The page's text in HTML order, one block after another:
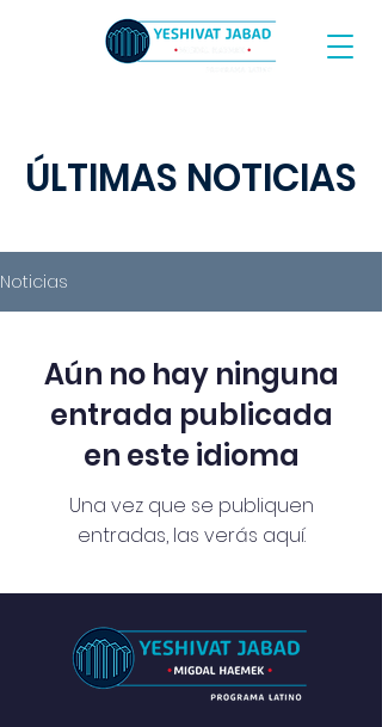
ÚLTIMAS NOTICIAS
Noticias
Aún no hay ninguna
entrada publicada
en este idioma
Una vez que se publiquen
entradas, las verás aquí.